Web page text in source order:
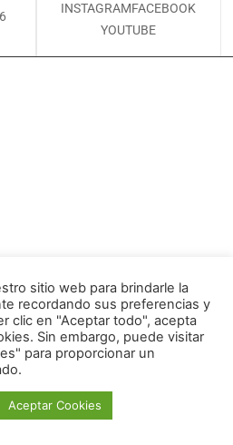
INSTAGRAMFACEBOOK
YOUTUBE
sitio web para brindarle la
recordando sus preferencias y
clic en "Aceptar todo", acepta
Sin embargo, puede visitar
para proporcionar un
Aceptar Cookies